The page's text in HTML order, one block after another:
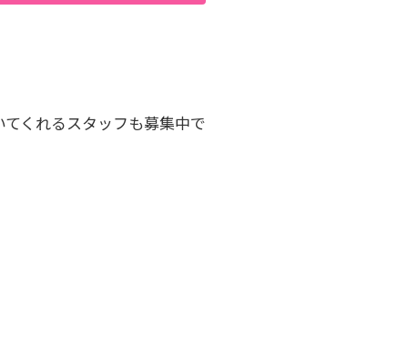
くれるスタッフも募集中で